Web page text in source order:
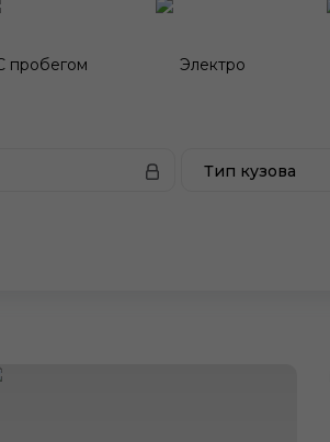
пробегом Электро
Тип кузова